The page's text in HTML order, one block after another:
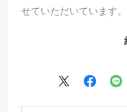
せていただいています。
をロックしたまま、上
ょっとした傾斜地でも